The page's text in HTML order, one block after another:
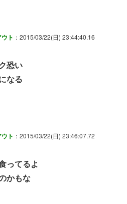
ト ：2015/03/22(日) 23:44:40.16
恐い
なる
ト ：2015/03/22(日) 23:46:07.72
ってるよ
かもな